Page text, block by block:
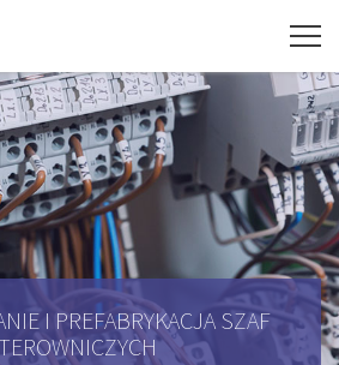
I PREFABRYKACJA SZAF